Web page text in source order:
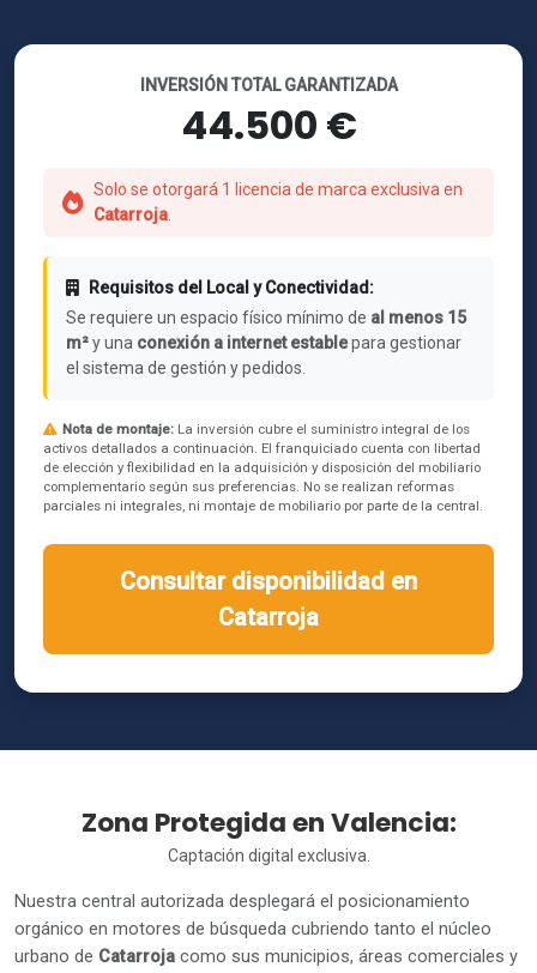
INVERSIÓN TOTAL GARANTIZADA
44.500 €
Solo se otorgará 1 licencia de marca exclusiva en
Catarroja
Requisitos del Local y Conectividad:
Se requiere un espacio físico mínimo de al menos 15
m²y una conexión a internet establepara gestionar
el sistema de gestión y pedidos.
Nota de montaje: La inversión cubre el suministro integral de los
activos detallados a continuación. El franquiciado cuenta con libertad
de elección y flexibilidad en la adquisición y disposición del mobiliario
complementario según sus preferencias. No se realizan reformas
parciales ni integrales, ni montaje de mobiliario por parte de la central.
Consultar disponibilidad en
Catarroja
Zona Protegida en Valencia:
Captación digital exclusiva.
Nuestra central autorizada desplegará el posicionamiento
orgánico en motores de búsqueda cubriendo tanto el núcleo
urbano de Catarroja como sus municipios, áreas comerciales y